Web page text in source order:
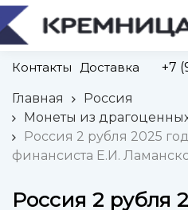
Контакты Доставка +7
Главная
Россия
Монеты из
Россия 2 рубля 2025
финансиста Е.И.
Россия 2 рубля